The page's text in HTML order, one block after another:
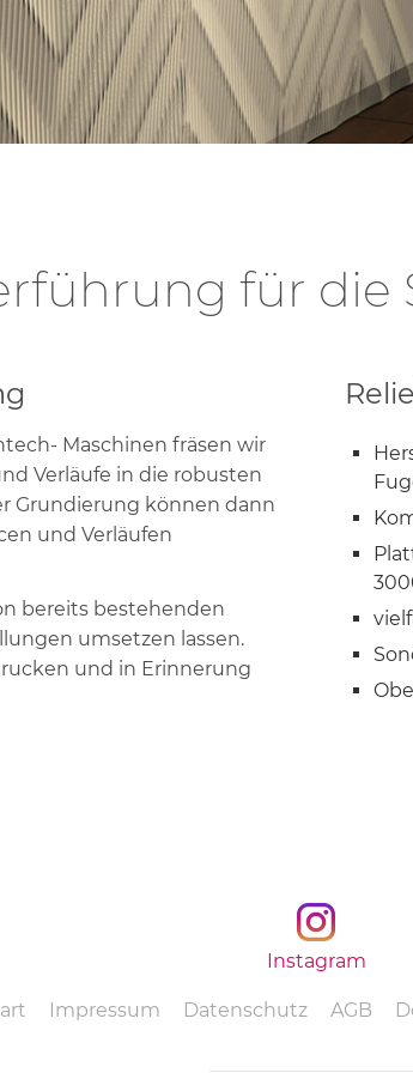
Komplettlösungen
für die
Maschinen fräsen wir
Verläufe in die robusten
Grundierung können dann
und Verläufen
bereits bestehenden
umsetzen lassen.
und in Erinnerung
Instagram
Impressum Datenschutz AGB